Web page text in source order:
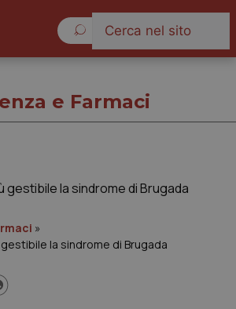
e Farmaci
»
la sindrome di Brugada